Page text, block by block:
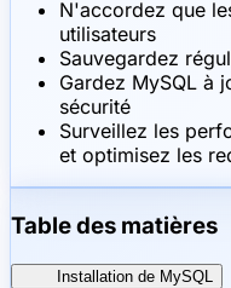
N'accordez que
utilisateurs
Sauvegardez
Gardez MySQL à
sécurité
Surveillez les
et optimisez les
Table des matières
Installation de MySQL